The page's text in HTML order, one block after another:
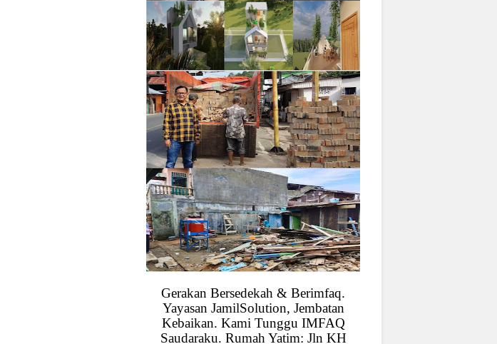
Gerakan Bersedekah & Berimfaq.
Yayasan JamilSolution, Jembatan
Kebaikan. Kami Tunggu IMFAQ
Saudaraku. Rumah Yatim: Jln KH